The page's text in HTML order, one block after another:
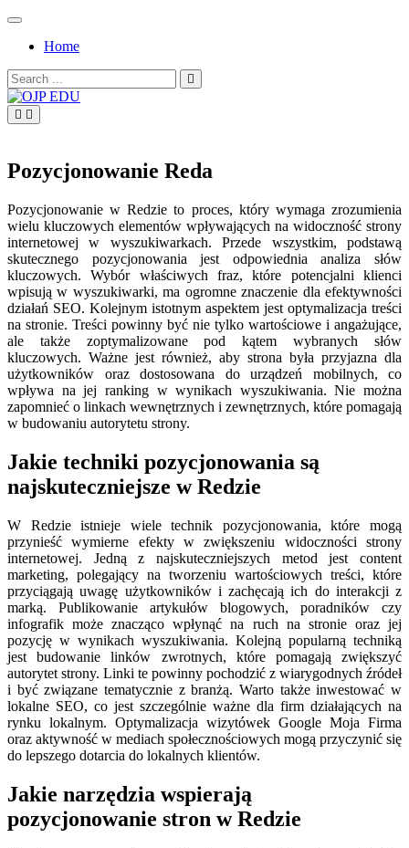
Skip
contentHome
Search
for:
Pozycjonowanie Reda
Pozycjonowanie w Redzie to proces, który wymaga zrozumienia
wielu kluczowych elementów wpływających na widoczność strony
internetowej w wyszukiwarkach. Przede wszystkim, podstawą
skutecznego pozycjonowania jest odpowiednia analiza słów
kluczowych. Wybór właściwych fraz, które potencjalni klienci
wpisują w wyszukiwarki, ma ogromne znaczenie dla efektywności
działań SEO. Kolejnym istotnym aspektem jest optymalizacja treści
na stronie. Treści powinny być nie tylko wartościowe i angażujące,
ale także zoptymalizowane pod kątem wybranych słów
kluczowych. Ważne jest również, aby strona była przyjazna dla
użytkowników oraz dostosowana do urządzeń mobilnych, co
wpływa na jej ranking w wynikach wyszukiwania. Nie można
zapomnieć o linkach wewnętrznych i zewnętrznych, które pomagają
w budowaniu autorytetu strony.
Jakie techniki pozycjonowania są
najskuteczniejsze w Redzie
W Redzie istnieje wiele technik pozycjonowania, które mogą
przynieść wymierne efekty w zwiększeniu widoczności strony
internetowej. Jedną z najskuteczniejszych metod jest content
marketing, polegający na tworzeniu wartościowych treści, które
przyciągają uwagę użytkowników i zachęcają ich do interakcji z
marką. Publikowanie artykułów blogowych, poradników czy
infografik może znacząco wpłynąć na ruch na stronie oraz jej
pozycję w wynikach wyszukiwania. Kolejną popularną techniką
jest budowanie linków zwrotnych, które pomagają zwiększyć
autorytet strony. Linki te powinny pochodzić z wiarygodnych źródeł
i być związane tematycznie z branżą. Warto także inwestować w
lokalne SEO, co jest szczególnie ważne dla firm działających na
rynku lokalnym. Optymalizacja wizytówek Google Moja Firma
oraz aktywność w mediach społecznościowych mogą przyczynić się
do lepszego dotarcia do lokalnych klientów.
Jakie narzędzia wspierają
pozycjonowanie stron w Redzie